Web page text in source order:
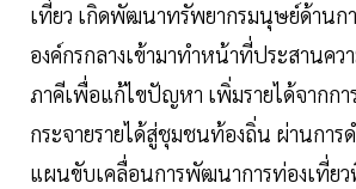
เที่ยว เกิดพัฒนาทรัพยากรมนุษย์ด้านก
องค์กรกลางเข้ามาทำหน้าที่ประสานคว
ภาคีเพื่อแก้ไขปัญหา เพิ่มรายได้จากกา
กระจายรายได้สู่ชุมชนท้องถิ่น ผ่านการ
แผนขับเคลื่อนการพัฒนาการท่องเที่ย